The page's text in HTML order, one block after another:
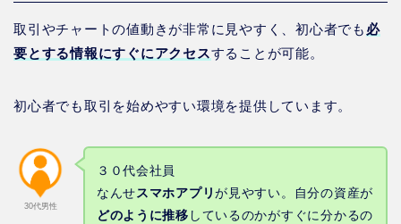
取引やチャートの値動きが非常に見やすく、初心者でも 必
要とする情報にすぐにアクセスすることが可能。
初心者でも取引を始めやすい環境を提供しています。
30代男性
３０代会社員
なんせスマホアプリが見やすい。自分の資産が
どのように推移 しているのかがすぐに分かるの